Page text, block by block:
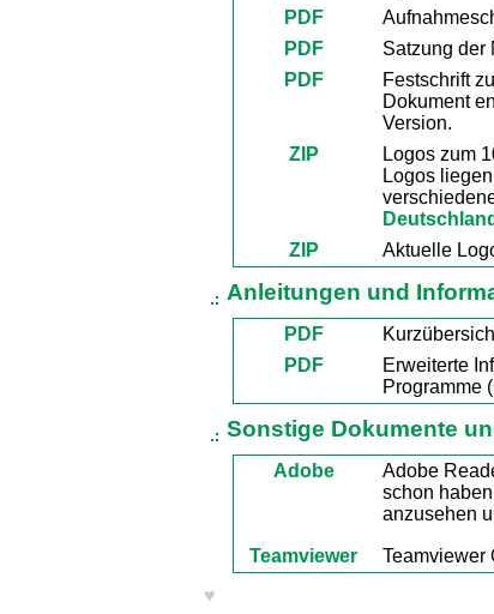
PDF
PDF
Satzung der
PDF
Festschrift
Dokument
Version.
ZIP
Logos zum
Logos
ZIP Aktuelle
Anleitungen und
PDF
PDF
Erweiterte
Programme
Sonstige Dokumente
Adobe
Adobe
schon
anzusehen
Teamviewer
Teamviewer
♥